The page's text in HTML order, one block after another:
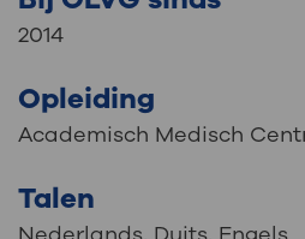
2014
Opleiding
Academisch Medisch
Talen